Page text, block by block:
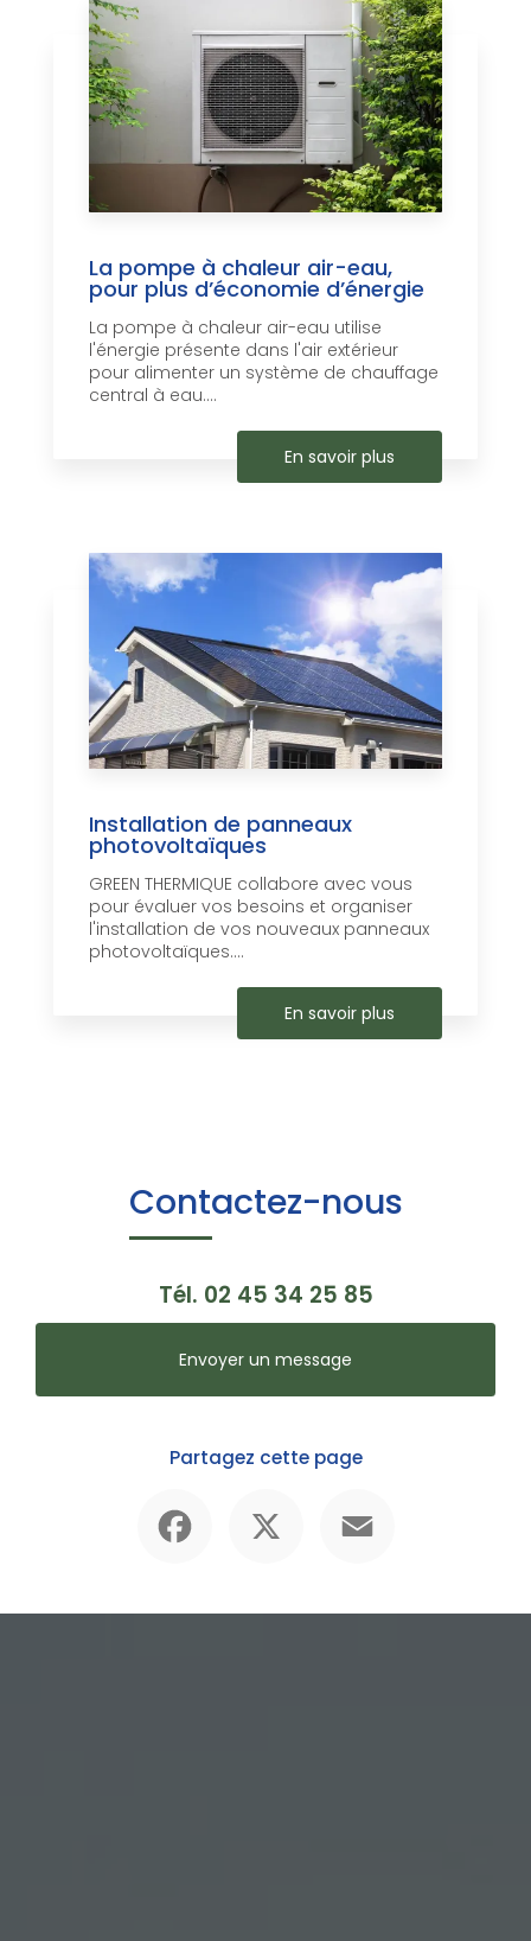
La pompe à chaleur air-eau,
pour plus d’économie d’énergie
La pompe à chaleur air-eau utilise
l'énergie présente dans l'air extérieur
pour alimenter un système de chauffage
central à eau....
En savoir plus
Installation de panneaux
photovoltaïques
GREEN THERMIQUE collabore avec vous
pour évaluer vos besoins et organiser
l'installation de vos nouveaux panneaux
photovoltaïques....
En savoir plus
Contactez-nous
Tél. 02 45 34 25 85
Envoyer un message
Partagez cette page